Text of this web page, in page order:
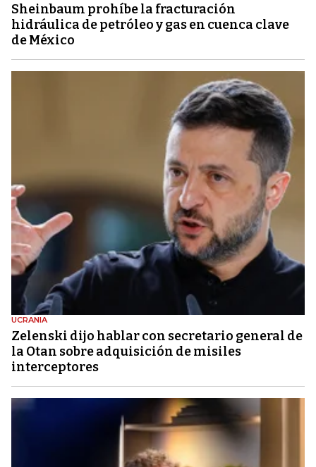
Sheinbaum prohíbe la fracturación
hidráulica de petróleo y gas en cuenca clave
de México
UCRANIA
Zelenski dijo hablar con secretario general de
la Otan sobre adquisición de misiles
interceptores